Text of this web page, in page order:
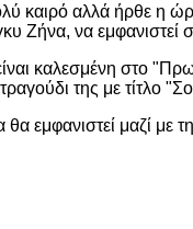
καιρό αλλά ήρθε η
Ζήνα, να εμφανιστεί
καλεσμένη στο
της με τίτλο
εμφανιστεί μαζί με